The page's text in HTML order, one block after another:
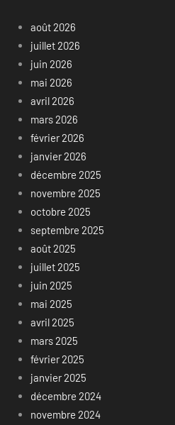
août 2026
juillet 2026
juin 2026
mai 2026
avril 2026
mars 2026
février 2026
janvier 2026
décembre 2025
novembre 2025
octobre 2025
septembre 2025
août 2025
juillet 2025
juin 2025
mai 2025
avril 2025
mars 2025
février 2025
janvier 2025
décembre 2024
novembre 2024